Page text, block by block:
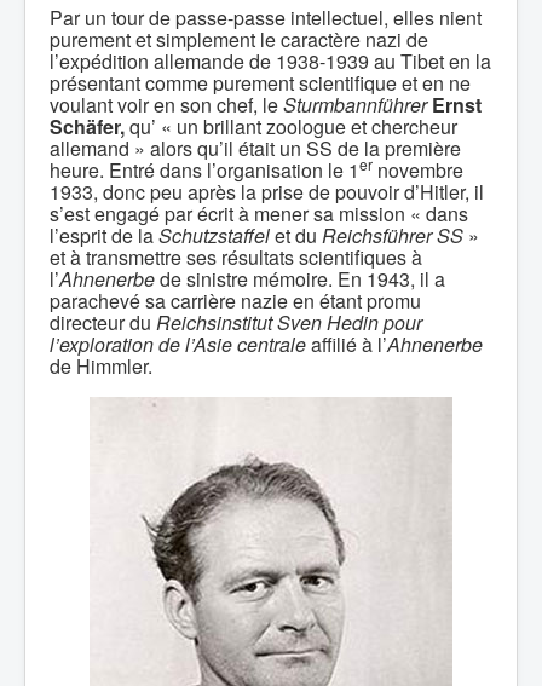
Par un tour de passe-passe intellectuel, elles nient
purement et simplement le caractère nazi de
l’expédition allemande de 1938-1939 au Tibet en la
présentant comme purement scientifique et en ne
voulant voir en son chef, leSturmbannführerErnst
Schäfer,qu’ « un brillant zoologue et chercheur
allemand » alors qu’il était un SS de la première
heure. Entré dans l’organisation le 1er novembre
1933, donc peu après la prise de pouvoir d’Hitler, il
s’est engagé par écrit à mener sa mission « dans
l’esprit de laSchutzstaffelet du Reichsführer SS »
et à transmettre ses résultats scientifiques à
l’Ahnenerbede sinistre mémoire. En 1943, il a
parachevé sa carrière nazie en étant promu
directeur du Reichsinstitut Sven Hedin pour
l’exploration de l’Asie centraleaffilié à l’Ahnenerbe
de Himmler.